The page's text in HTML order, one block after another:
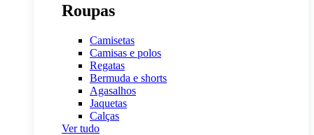
Roupas
Camisetas
Camisas e polos
Regatas
Bermuda e shorts
Agasalhos
Jaquetas
Calças
Ver tudo